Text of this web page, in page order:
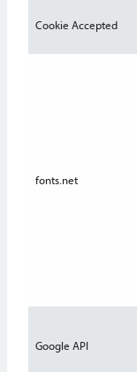
Cookie Accepted
fonts.net
Google API